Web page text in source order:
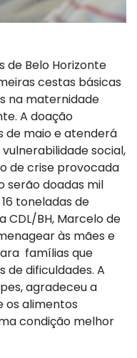
de Belo Horizonte
cestas básicas
na maternidade
A doação
de maio e atenderá
social,
de crise provocada
serão doadas mil
toneladas de
CDL/BH, Marcelo de
às mães e
famílias que
dificuldades. A
agradeceu a
os alimentos
condição melhor